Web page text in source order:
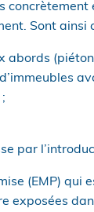
Sont ainsi
abords
par
(EMP) qui
exposées